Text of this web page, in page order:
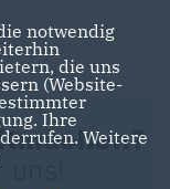
notwendig
die uns
(Website-
Ihre
Weitere